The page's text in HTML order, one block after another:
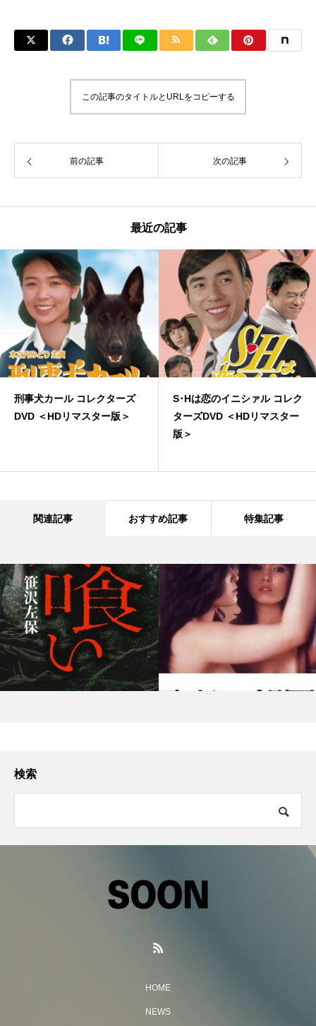
この記事のタイトルとURLをコピーする
前の記事 次の記事
最近の記事
刑事犬カール コレクターズ
DVD ＜HDリマスター版＞
S･Hは恋のイニシァル コレク
ターズDVD ＜HDリマスター
版＞
関連記事 おすすめ記事 特集記事
検索
HOME
NEWS